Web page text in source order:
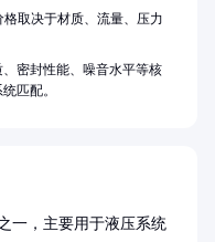
一，主要用于液压系统
格取决于材质、流量、压力
密封性能、噪音水平等核
匹配。